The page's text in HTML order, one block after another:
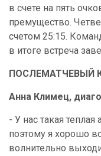
в счете на пять
премущество.
счетом 25:15.
в итоге встреча
ПОСЛЕМАТЧЕВЫЙ
Анна Климец,
- У нас такая
поэтому я хорошо
волнительно